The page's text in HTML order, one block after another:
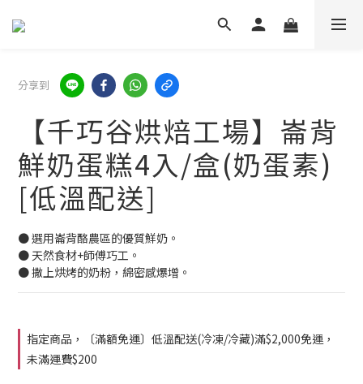
分享到
【千巧谷烘焙工場】崙背
鮮奶蛋糕4入/盒(奶蛋素)
[低溫配送]
● 選用崙背酪農區的優質鮮奶。
● 天然食材+師傅巧工。
● 撒上烘烤的奶粉，綿密感爆增。
指定商品，〔滿額免運〕低溫配送(冷凍/冷藏)滿$2,000免運，
未滿運費$200